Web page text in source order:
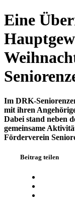
Eine
Im DRK-
mit ihren
Dabei stand neben
gemeinsame
Förderverein
Beitrag teilen